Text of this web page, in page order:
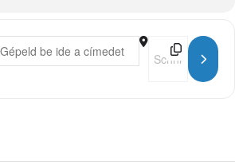
Address - Cserkész foglalkozás []Destination